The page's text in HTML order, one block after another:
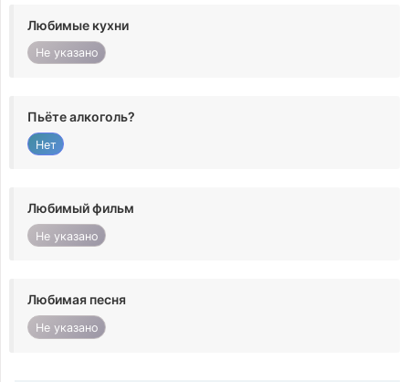
Любимые кухни
Не указано
Пьёте алкоголь?
Нет
Любимый фильм
Не указано
Любимая песня
Не указано